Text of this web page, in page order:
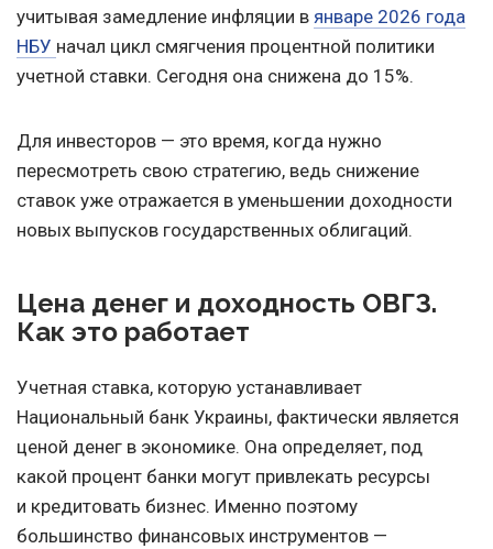
учитывая замедление инфляции в январе 2026 года
НБУ начал цикл смягчения процентной политики
учетной ставки. Сегодня она снижена до 15%.
Для инвесторов — это время, когда нужно
пересмотреть свою стратегию, ведь снижение
ставок уже отражается в уменьшении доходности
новых выпусков государственных облигаций.
Цена денег и доходность ОВГЗ.
Как это работает
Учетная ставка, которую устанавливает
Национальный банк Украины, фактически является
ценой денег в экономике. Она определяет, под
какой процент банки могут привлекать ресурсы
и кредитовать бизнес. Именно поэтому
большинство финансовых инструментов —